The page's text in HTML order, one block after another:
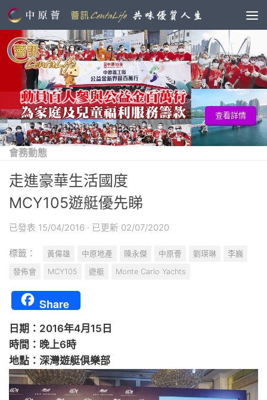
查看詳情
會務動態
走進豪華生活國度
MCY105遊艇優先睇
已發表 15/04/2016 · 已更新 02/07/2020
標籤： 黃偉雄 中原地產 陳永傑 中原薈 劉瑛琳
李巍
發佈會
MCY105 遊艇 Monte Carlo Yachts
Share
日期：2016年4月15日
時間：晚上6時
地點：深灣遊艇俱樂部